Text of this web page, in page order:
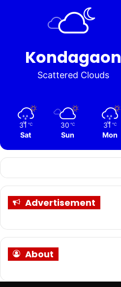
Kondagaon
Scattered Clouds
31 ℃
Sat
30 ℃
Sun
31 ℃
Mon
Advertisement
About